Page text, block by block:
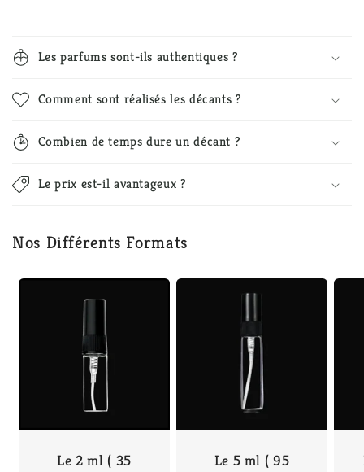
Les parfums sont-ils authentiques ?
Comment sont réalisés les décants ?
Combien de temps dure un décant ?
Le prix est-il avantageux ?
Nos Différents Formats
Le 2 ml ( 35
Le 5 ml ( 95